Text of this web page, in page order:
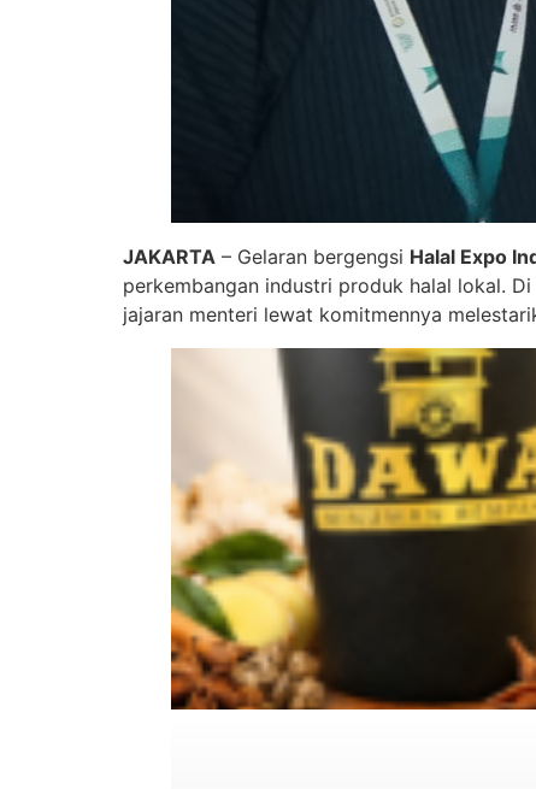
JAKARTA – Gelaran bergengsi Halal Expo
perkembangan industri produk halal lokal.
jajaran menteri lewat komitmennya